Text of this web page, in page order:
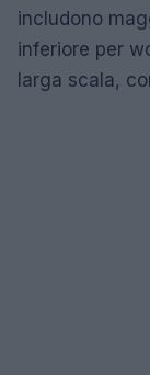
includono
inferiore per
larga scala,